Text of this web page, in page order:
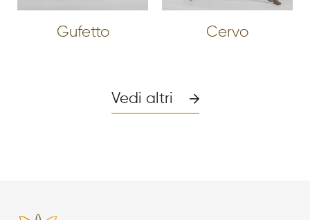
Gufetto Cervo
Vedi altri